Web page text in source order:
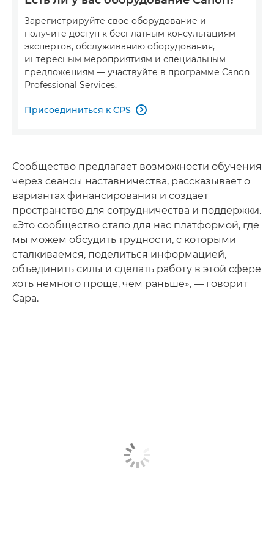
Зарегистрируйте свое оборудование и
получите доступ к бесплатным консультациям
экспертов, обслуживанию оборудования,
интересным мероприятиям и специальным
предложениям — участвуйте в программе Canon
Professional Services.
Присоединиться к CPS 
Сообщество предлагает возможности обучения
через сеансы наставничества, рассказывает о
вариантах финансирования и создает
пространство для сотрудничества и поддержки.
«Это сообщество стало для нас платформой, где
мы можем обсудить трудности, с которыми
сталкиваемся, поделиться информацией,
объединить силы и сделать работу в этой сфере
хоть немного проще, чем раньше», — говорит
Сара.